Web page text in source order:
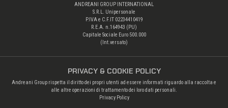
ANDREANI GROUP INTERNATIONAL
S.R.L. Unipersonale
P.IVA e C.F.IT 02234410419
R.E.A. n.164943 (PU)
Capitale Sociale Euro 500.000
(Int.versato)
PRIVACY & COOKIE POLICY
Andreani Group rispetta il diritto dei propri utenti ad essere informati riguardo alla raccolta e
alle altre operazioni di trattamento dei loro dati personali.
Privacy Policy